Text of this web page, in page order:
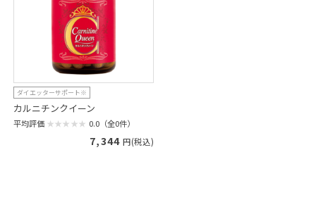
ダイエッターサポート※
カルニチンクイーン
平均評価 0.0（全0件）
7,344 円(税込)